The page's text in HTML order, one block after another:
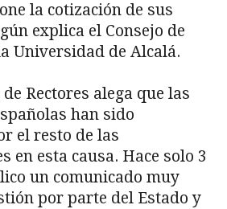
la cotización de sus
explica el Consejo de
Universidad de Alcalá.
Rectores alega que las
han sido
el resto de las
en esta causa. Hace solo 3
un comunicado muy
por parte del Estado y